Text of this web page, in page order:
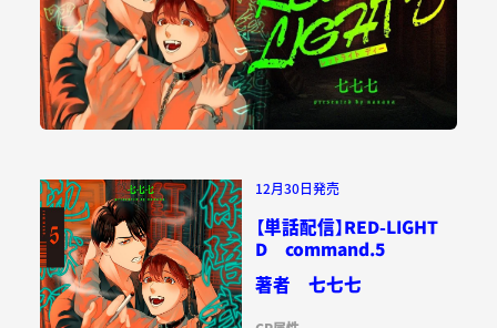
12月30日発売
【単話配信】RED-LIGHT
D command.5
著者 七七七